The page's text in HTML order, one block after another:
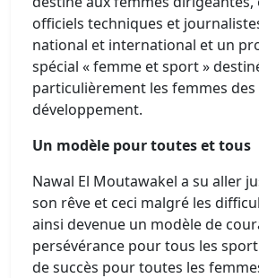
officiels techniques et
national et international et un
spécial « femme et sport »
particulièrement les femmes des
développement.
Un modèle pour toutes et tous
Nawal El Moutawakel a su aller
son rêve et ceci malgré les
ainsi devenue un modèle de
persévérance pour tous les
de succès pour toutes les